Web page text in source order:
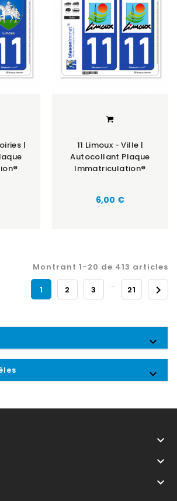
|
11 Limoux - Ville |
Autocollant Plaque
Immatriculation®
6,00 €
Montrant 1-20 de 413 articles
1 2 3 … 21 




